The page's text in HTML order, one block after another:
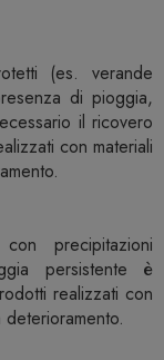
(es. verande
di pioggia,
il ricovero
con materiali
precipitazioni
persistente è
realizzati con